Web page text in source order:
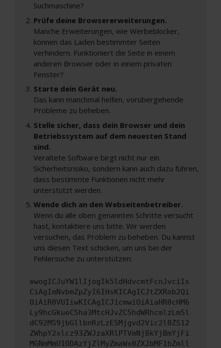
Suchmaschine?
Prüfe deine Browsererweiterungen.
Manche Erweiterungen, wie Werbeblocker,
können das Laden bestimmter Seiten
verhindern. Funktioniert die Seite in einem
anderen Browser oder in einem privaten
Fenster?
Starte dein Gerät neu.
Das kann manchmal helfen, vorübergehende
Probleme zu beheben.
Stelle sicher, dass dein Browser und dein
Betriebssystem auf dem neuesten Stand
sind.
Veraltete Software birgt nicht nur ein
Sicherheitsrisiko, sondern kann auch dazu führen,
dass bestimmte Funktionen nicht mehr
unterstützt werden.
Wende dich an den Webseitenbetreiber.
Wenn du alle oben genannten Schritte versucht
hast, kontaktiere uns bitte. Wir werden
versuchen, das Problem zu beheben. Du kannst
uns diesen Text schicken, um uns bei der
Fehlersuche zu unterstützen:
ewogICJuYW1lIjogIk5ldHdvcmtFcnJvciIs
CiAgImNvbmZpZyI6IHsKICAgICJtZXRob2Qi
OiAiR0VUIiwKICAgICJ1cmwiOiAiaHR0cHM6
Ly9hcGkueC5ha3MtcHJvZC5hdWRhcmlzLm5l
dC92MS9jbGllbnRzLzE5Mjgvd2Vic2l0ZS12
ZWhpY2xlcz93ZWJzaXRlPTVmNjBkYjBmYjFi
MGNmMmU1ODAzYjZlMyZmaWx0ZXJbMF1bZmll